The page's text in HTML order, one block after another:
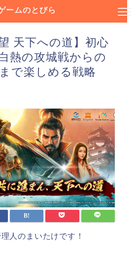
ームのとびら
天下への道】初心
熱の攻城戦からの
で楽しめる戦略
人のまいたけです！